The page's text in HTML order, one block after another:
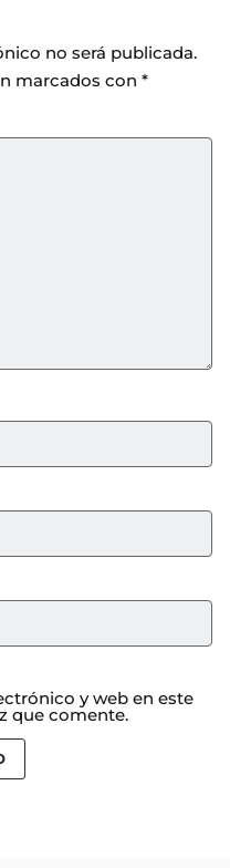
no será publicada.
marcados con *
y web en este
que comente.